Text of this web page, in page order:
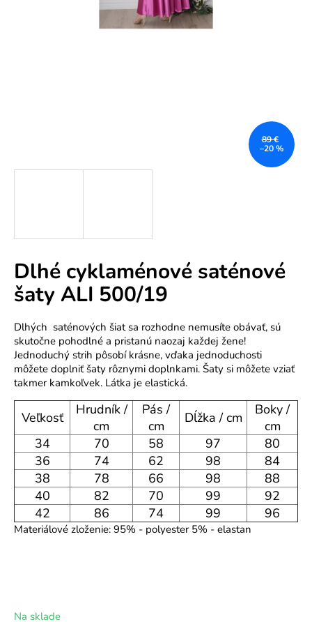
Dlhé cyklaménové saténové
šaty ALI 500/19
Dlhých saténových šiat sa rozhodne nemusíte obávať, sú
skutočne pohodlné a pristanú naozaj každej žene!
Jednoduchý strih pôsobí krásne, vďaka jednoduchosti
môžete doplniť šaty rôznymi doplnkami. Šaty si môžete vziať
takmer kamkoľvek. Látka je elastická.
Veľkosť
Hrudník /
cm
Pás /
cm
Dĺžka / cm
Boky /
cm
34
70 58 97
80
36
74 62 98
84
38
78 66 98
88
40
82 70 99
92
42
86 74 99 96
Materiálové zloženie: 95% - polyester 5% - elastan
Na sklade
89 €
–20 %
O
d
o
r
ú
č
a
m